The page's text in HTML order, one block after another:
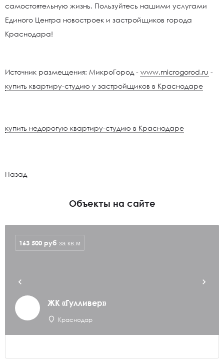
самостоятельную жизнь. Пользуйтесь нашими услугами
Единого Центра новостроек и застройщиков города
Краснодара!
Источник размещения: МикроГород - www.microgorod.ru -
купить квартиру-студию у застройщиков в Краснодаре
купить недорогую квартиру-студию в Краснодаре
Назад
Объекты на сайте
ЖК «Гулливер»
Краснодар
163 500 руб за кв.м